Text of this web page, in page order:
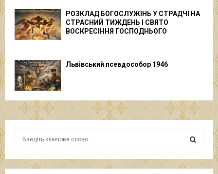
РОЗКЛАД БОГОСЛУЖІНЬ У СТРАДЧІ НА
СТРАСНИЙ ТИЖДЕНЬ І СВЯТО
ВОСКРЕСІННЯ ГОСПОДНЬОГО
Львівський псевдособор 1946
r
S